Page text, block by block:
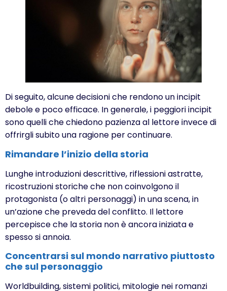
Di seguito, alcune decisioni che rendono un incipit
debole e poco efficace. In generale, i peggiori incipit
sono quelli che chiedono pazienza al lettore invece di
offrirgli subito una ragione per continuare.
Rimandare l’inizio della storia
Lunghe introduzioni descrittive, riflessioni astratte,
ricostruzioni storiche che non coinvolgono il
protagonista (o altri personaggi) in una scena, in
un’azione che preveda del conflitto. Il lettore
percepisce che la storia non è ancora iniziata e
spesso si annoia.
Concentrarsi sul mondo narrativo piuttosto
che sul personaggio
Worldbuilding, sistemi politici, mitologie nei romanzi